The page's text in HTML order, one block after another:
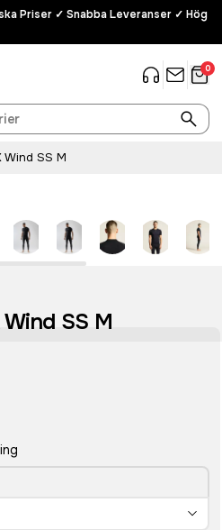
Priser ✓ Snabba Leveranser ✓ Hög
0
Wind SS M
SS M